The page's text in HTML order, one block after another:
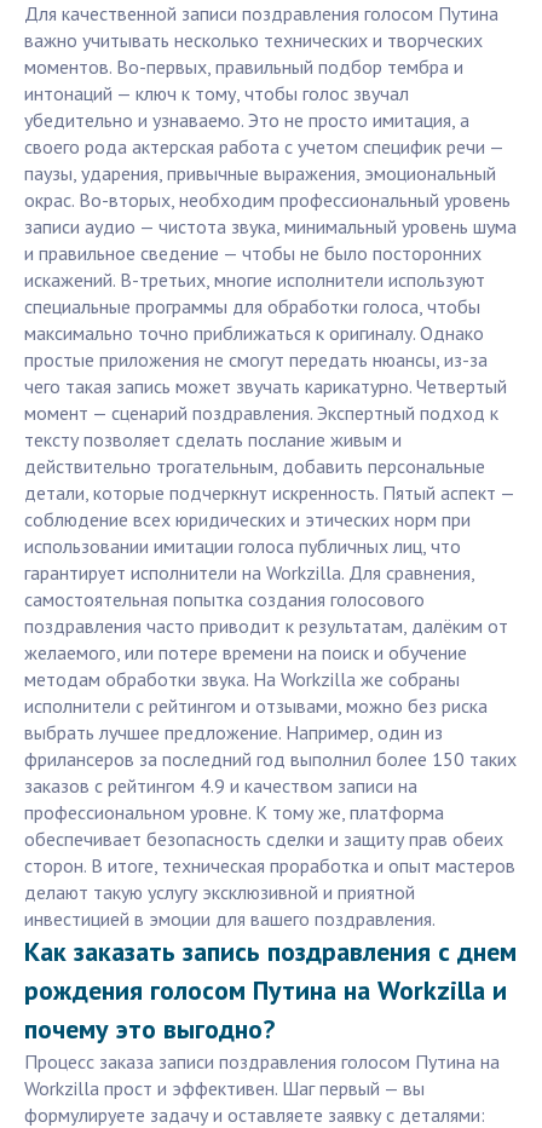
Для качественной записи поздравления голосом Путина
важно учитывать несколько технических и творческих
моментов. Во-первых, правильный подбор тембра и
интонаций — ключ к тому, чтобы голос звучал
убедительно и узнаваемо. Это не просто имитация, а
своего рода актерская работа с учетом специфик речи —
паузы, ударения, привычные выражения, эмоциональный
окрас. Во-вторых, необходим профессиональный уровень
записи аудио — чистота звука, минимальный уровень шума
и правильное сведение — чтобы не было посторонних
искажений. В-третьих, многие исполнители используют
специальные программы для обработки голоса, чтобы
максимально точно приближаться к оригиналу. Однако
простые приложения не смогут передать нюансы, из-за
чего такая запись может звучать карикатурно. Четвертый
момент — сценарий поздравления. Экспертный подход к
тексту позволяет сделать послание живым и
действительно трогательным, добавить персональные
детали, которые подчеркнут искренность. Пятый аспект —
соблюдение всех юридических и этических норм при
использовании имитации голоса публичных лиц, что
гарантирует исполнители на Workzilla. Для сравнения,
самостоятельная попытка создания голосового
поздравления часто приводит к результатам, далёким от
желаемого, или потере времени на поиск и обучение
методам обработки звука. На Workzilla же собраны
исполнители с рейтингом и отзывами, можно без риска
выбрать лучшее предложение. Например, один из
фрилансеров за последний год выполнил более 150 таких
заказов с рейтингом 4.9 и качеством записи на
профессиональном уровне. К тому же, платформа
обеспечивает безопасность сделки и защиту прав обеих
сторон. В итоге, техническая проработка и опыт мастеров
делают такую услугу эксклюзивной и приятной
инвестицией в эмоции для вашего поздравления.
Как заказать запись поздравления с днем
рождения голосом Путина на Workzilla и
почему это выгодно?
Процесс заказа записи поздравления голосом Путина на
Workzilla прост и эффективен. Шаг первый — вы
формулируете задачу и оставляете заявку с деталями: